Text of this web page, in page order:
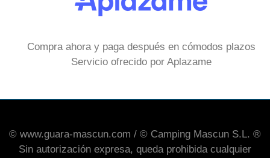
Compra ahora y paga después en cómodos plazos
Servicio ofrecido por Aplazame
© www.guara-mascun.com / © Camping Mascun S.L. ®
Sin autorización expresa, queda prohibida cualquier